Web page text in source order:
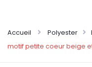
Accueil Polyester
motif petite coeur beige